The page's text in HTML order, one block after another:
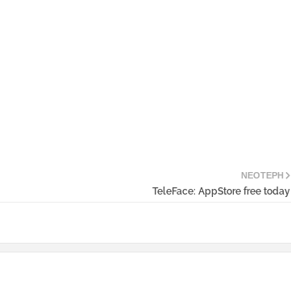
ΝΕΌΤΕΡΗ
TeleFace: AppStore free today